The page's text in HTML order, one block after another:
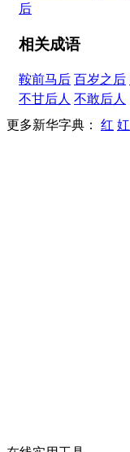
后
相关成语
鞍前马后 百岁之后
不甘后人 不敢后人
更多新华字典： 红 妅